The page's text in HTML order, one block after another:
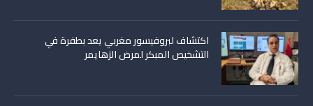
اكتشاف لبروفيسور مغربي يعد بطفرة في
التشخيص المبكر لمرض الزهايمر